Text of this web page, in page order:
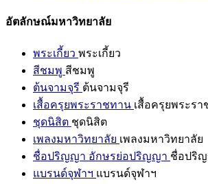
อัตลักษณ์มหาวิทยาลัย
พระเกี้ยว พระเกี้ยว
สีชมพู สีชมพู
ต้นจามจุรี ต้นจามจุรี
เสื้อครุยพระราชทาน เสื้อครุยพระร
ชุดนิสิต ชุดนิสิต
เพลงมหาวิทยาลัย เพลงมหาวิทยาลัย
ชื่อปริญญา อักษรย่อปริญญา ชื่อปริ
แบรนด์จุฬาฯ แบรนด์จุฬาฯ